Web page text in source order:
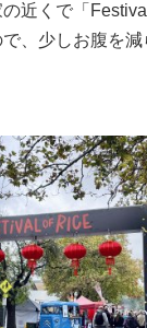
近くで「
、少しお腹を減